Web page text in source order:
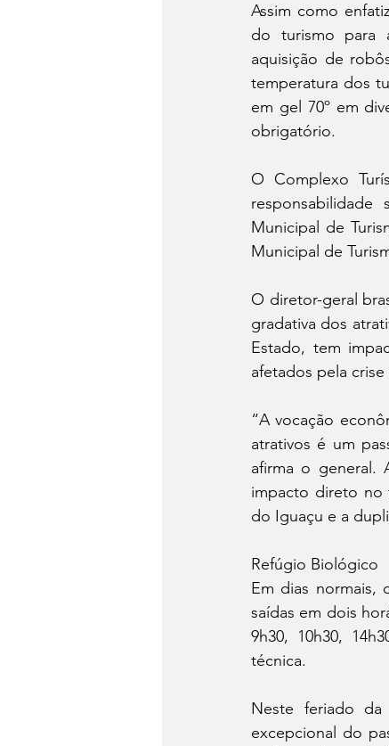
Assim como
do turismo para
aquisição de
temperatura dos
em gel 70º em
obrigatório.
O Complexo
Municipal de
Municipal de
O diretor-geral
gradativa dos
Estado, tem
afetados pela
“A vocação
atrativos é um
afirma o general.
impacto direto no
do Iguaçu e a
Refúgio Biológico
Em dias normais,
saídas em dois
9h30, 10h30,
técnica.
Neste feriado da
excepcional do